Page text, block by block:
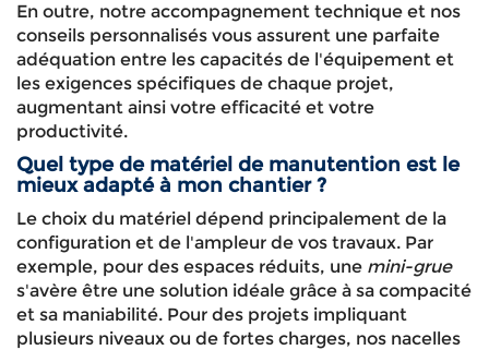
En outre, notre accompagnement technique et nos
conseils personnalisés vous assurent une parfaite
adéquation entre les capacités de l'équipement et
les exigences spécifiques de chaque projet,
augmentant ainsi votre efficacité et votre
productivité.
Quel type de matériel de manutention est le
mieux adapté à mon chantier ?
Le choix du matériel dépend principalement de la
configuration et de l'ampleur de vos travaux. Par
exemple, pour des espaces réduits, une mini-grue
s'avère être une solution idéale grâce à sa compacité
et sa maniabilité. Pour des projets impliquant
plusieurs niveaux ou de fortes charges, nos nacelles